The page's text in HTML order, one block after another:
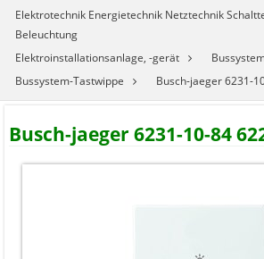
Elektrotechnik Energietechnik Netztechnik
Beleuchtung
Elektroinstallationsanlage, -gerät
Bussystem-Tastwippe
Busch-jaeger 6231-
Busch-jaeger 6231-10-84